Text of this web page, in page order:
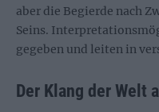
aber die Begierde nach
Seins.
gegeben und leiten in
Der Klang der Welt